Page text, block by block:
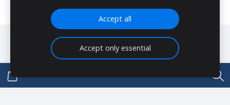
laoreet dolore magna aliquam erat volutpat.
Файлы cookie
Accept all
Accept only essential